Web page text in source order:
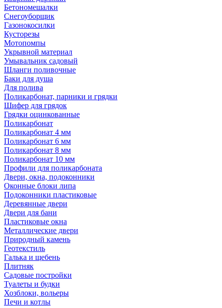
Бетономешалки
Снегоуборщик
Газонокосилки
Кусторезы
Мотопомпы
Укрывной материал
Умывальник садовый
Шланги поливочные
Баки для душа
Для полива
Поликарбонат, парники и грядки
Шифер для грядок
Грядки оцинкованные
Поликарбонат
Поликарбонат 4 мм
Поликарбонат 6 мм
Поликарбонат 8 мм
Поликарбонат 10 мм
Профили для поликарбоната
Двери, окна, подоконники
Оконные блоки липа
Подоконники пластиковые
Деревянные двери
Двери для бани
Пластиковые окна
Металлические двери
Природный камень
Геотекстиль
Галька и щебень
Плитняк
Садовые постройки
Туалеты и будки
Хозблоки, вольеры
Печи и котлы